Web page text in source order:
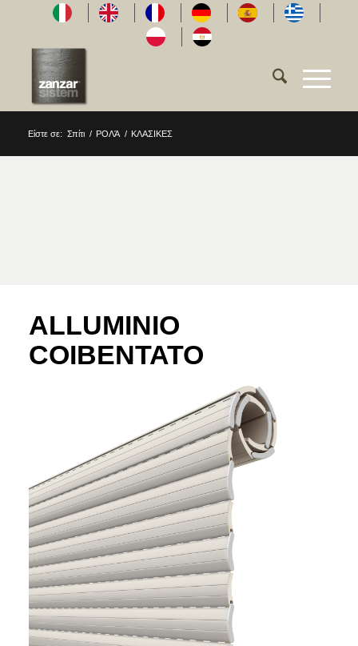
Είστε σε: Σπίτι / ΡΟΛΆ / ΚΛΑΣΙΚΕΣ
ALLUMINIO
COIBENTATO